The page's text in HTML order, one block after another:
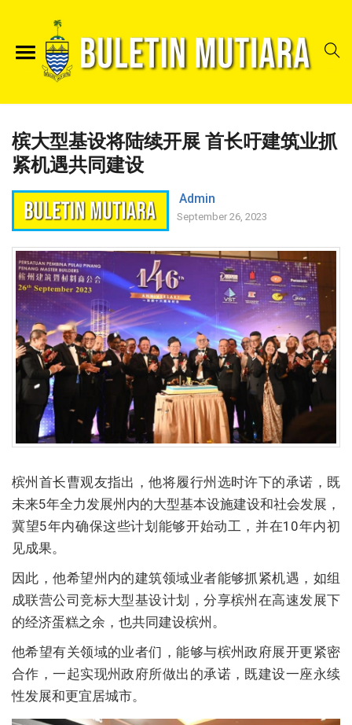
槟大型基设将陆续开展 首长吁建筑业抓
紧机遇共同建设
Admin
September 26, 2023
槟州首长曹观友指出，他将履行州选时许下的承诺，既
未来5年全力发展州内的大型基本设施建设和社会发展，
冀望5年内确保这些计划能够开始动工，并在10年内初
见成果。
因此，他希望州内的建筑领域业者能够抓紧机遇，如组
成联营公司竞标大型基设计划，分享槟州在高速发展下
的经济蛋糕之余，也共同建设槟州。
他希望有关领域的业者们，能够与槟州政府展开更紧密
合作，一起实现州政府所做出的承诺，既建设一座永续
性发展和更宜居城市。